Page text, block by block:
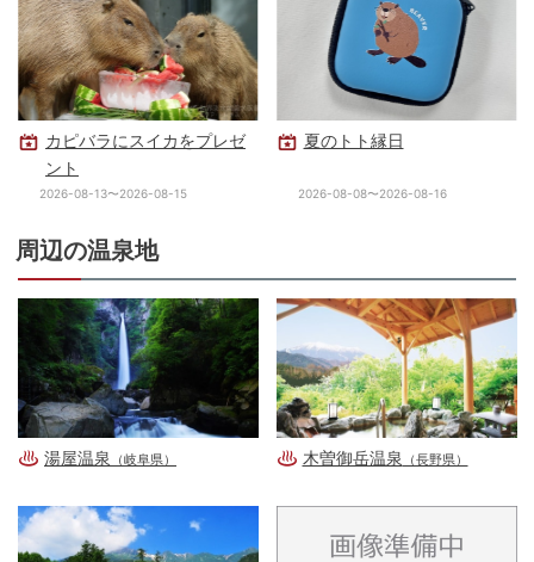
カピバラにスイカをプレゼ
ント
2026-08-13〜2026-08-15
夏のトト縁日
2026-08-08〜2026-08-16
周辺の温泉地
湯屋温泉 （岐阜県） 木曽御岳温泉 （長野県）